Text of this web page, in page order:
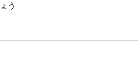
う